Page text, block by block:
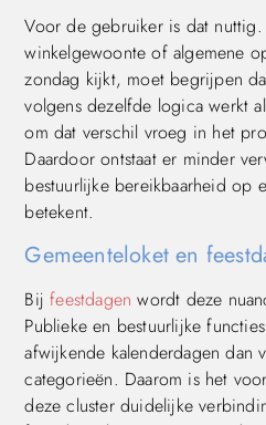
Voor de gebruiker is dat
winkelgewoonte of algemene
zondag kijkt, moet begrijpen
volgens dezelfde logica werkt
om dat verschil vroeg in het
Daardoor ontstaat er minder
bestuurlijke bereikbaarheid op
betekent.
Gemeenteloket en
Bij feestdagen wordt deze
Publieke en bestuurlijke
afwijkende kalenderdagen dan
categorieën. Daarom is het
deze cluster duidelijke